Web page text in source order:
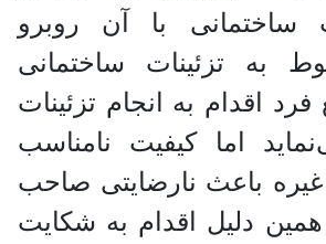
ساختمانی با آن روبرو
به تزئینات ساختمانی
اقدام به انجام تزئینات
اما کیفیت نامناسب
غیره باعث نارضایتی صاحب
دلیل اقدام به شکایت